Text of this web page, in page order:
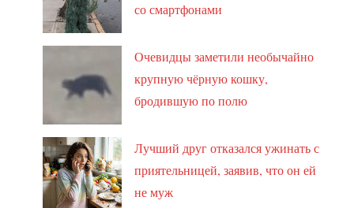
со смартфонами
Очевидцы заметили необычайно
крупную чёрную кошку,
бродившую по полю
Лучший друг отказался ужинать с
приятельницей, заявив, что он ей
не муж